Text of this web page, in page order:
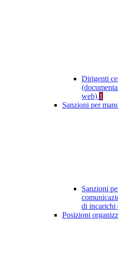
Dirigenti
web) 1
Sanzioni per
Sanzioni
di incarichi
Posizioni